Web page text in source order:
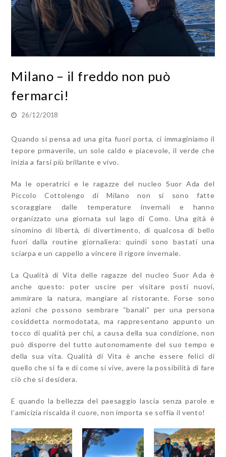
Milano – il freddo non può
fermarci!
26/12/2018
Quando si pensa ad una gita fuori porta, ci immaginiamo il
tepore prmaverile, un sole caldo e piacevole, il verde che
inizia a farsi più brillante e vivo.
Ma le operatrici e le ragazze del nucleo Suor Ada del
Piccolo Cottolengo di Milano non si sono fatte
scoraggiare dalle temperature invernali e hanno
organizzato una giornata sul lago di Como. Una gità è
sinomino di libertà, di divertimento, di qualcosa di bello
fuori dalla routine giornaliera: quindi sono bastati una
sciarpa e un cappello a vincere il rigore invernale.
La Qualità di Vita delle ragazze del nucleo Suor Ada è
anche questo: poter uscire per visitare posti nuovi,
ammirare la natura, mangiare al ristorante. Forse sono
azioni che possono sembrare “banali” per una persona
cosiddetta normodotata, ma rappresentano appunto un
tocco di qualità per chi, a causa della sua condizione, non
può disporre del tutto autonomamente del suo tempo e
della sua vita. Qualità di Vita è anche essere felici di
quello che si fa e di come si vive, avere la possibilità di fare
ciò che si desidera.
E quando la bellezza del paesaggio lascia senza parole e
l’amicizia riscalda il cuore, non importa se soffia il vento!